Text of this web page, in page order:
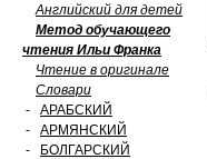
Английский для детей
Метод обучающего
чтения Ильи Франка
Чтение в оригинале
Словари
- АРАБСКИЙ
- АРМЯНСКИЙ
-
БОЛГАРСКИЙ